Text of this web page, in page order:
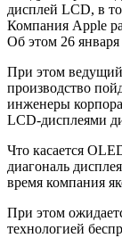
дисплей LCD, в
Компания Apple
Об этом 26
При этом ведущий
производство
инженеры
LCD-дисплеями
Что касается
диагональ
время компания
При этом
технологией